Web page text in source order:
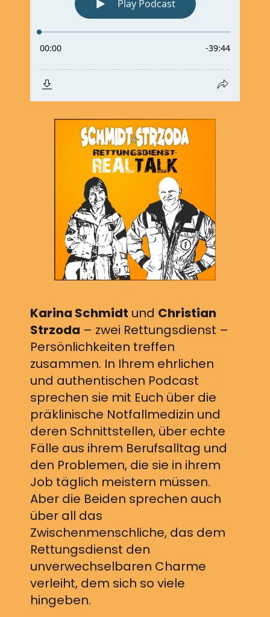
Karina Schmidt und Christian
Strzoda – zwei Rettungsdienst –
Persönlichkeiten treffen
zusammen. In Ihrem ehrlichen
und authentischen Podcast
sprechen sie mit Euch über die
präklinische Notfallmedizin und
deren Schnittstellen, über echte
Fälle aus ihrem Berufsalltag und
den Problemen, die sie in ihrem
Job täglich meistern müssen.
Aber die Beiden sprechen auch
über all das
Zwischenmenschliche, das dem
Rettungsdienst den
unverwechselbaren Charme
verleiht, dem sich so viele
hingeben.